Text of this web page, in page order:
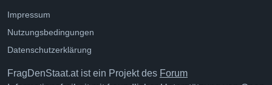
Impressum
Nutzungsbedingungen
Datenschutzerklärung
FragDenStaat.at ist ein Projekt des Forum